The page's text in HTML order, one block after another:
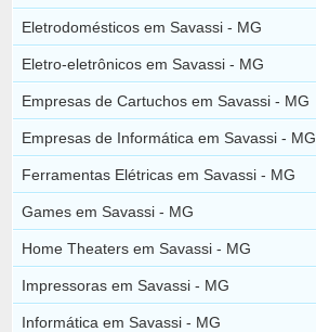
Eletrodomésticos em Savassi - MG
Eletro-eletrônicos em Savassi - MG
Empresas de Cartuchos em Savassi - MG
Empresas de Informática em Savassi - MG
Ferramentas Elétricas em Savassi - MG
Games em Savassi - MG
Home Theaters em Savassi - MG
Impressoras em Savassi - MG
Informática em Savassi - MG